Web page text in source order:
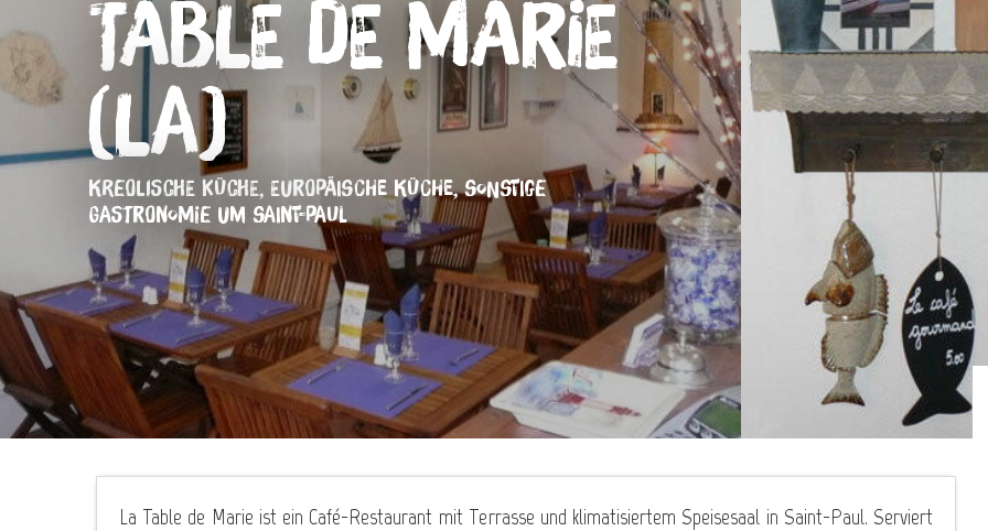
Table de Marie
(La)
KREOLISCHE KÜCHE, EUROPÄISCHE KÜCHE,SONSTIGE
GASTRONOMIE UM SAINT-PAUL
La Table de Marie ist ein Café-Restaurant mit Terrasse und klimatisiertem Speisesaal in Saint-Paul. Serviert